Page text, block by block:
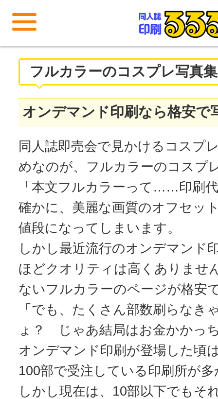
フルカラーのコスプレ写真
オンデマンド印刷なら格安で
同人誌即売会で見かけるコスプ
めなのが、フルカラーのコスプ
「本文フルカラーって……印刷
確かに、美麗な画質のオフセッ
値段になってしまいます。
しかし最近流行のオンデマンド
ほどクオリティは高くありませ
ないフルカラーのページが格安
「でも、たくさん部数刷らなき
ょ？ じゃあ結局はお金かかっ
オンデマンド印刷が登場した頃
100部で受注している印刷所が
しかし現在は、10部以下でもそ